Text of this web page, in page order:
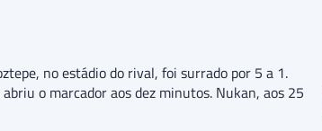
no estádio do rival, foi surrado por 5 a 1.
o marcador aos dez minutos. Nukan, aos 25